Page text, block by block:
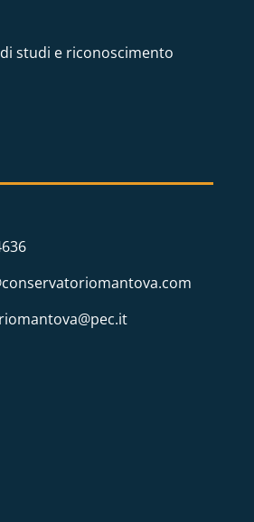
studi e riconoscimento